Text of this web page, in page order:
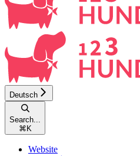
Deutsch
Search...
⌘ K
Website